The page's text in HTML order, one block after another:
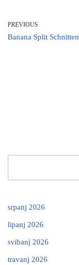
PREVIOUS
Banana Split Schnitten
srpanj 2026
lipanj 2026
svibanj 2026
travanj 2026